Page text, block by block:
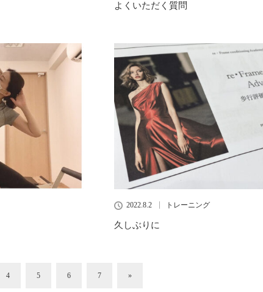
よくいただく質問
2022.8.2 トレーニング
久しぶりに
4 5 6 7 »